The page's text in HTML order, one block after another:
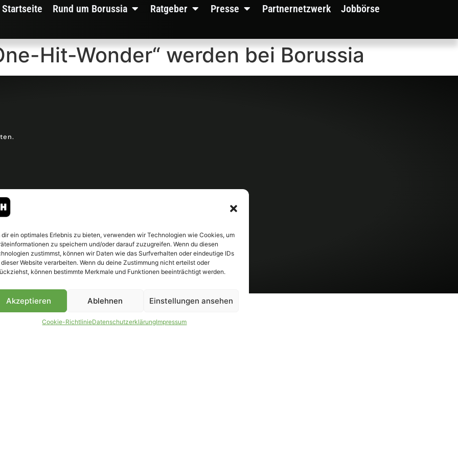
dir ein optimales Erlebnis zu bieten, verwenden wir Technologien wie Cookies, um
zu speichern und/oder darauf zuzugreifen. Wenn du diesen
zustimmst, können wir Daten wie das Surfverhalten oder eindeutige IDs
Website verarbeiten. Wenn du deine Zustimmung nicht erteilst oder
können bestimmte Merkmale und Funktionen beeinträchtigt werden.
Akzeptieren Ablehnen Einstellungen ansehen
Cookie-RichtlinieDatenschutzerklärungImpressum
Startseite Rund um Borussia Ratgeber Presse Partnernetzwerk Jobbörse
Hit-Wonder“ werden bei Borussia